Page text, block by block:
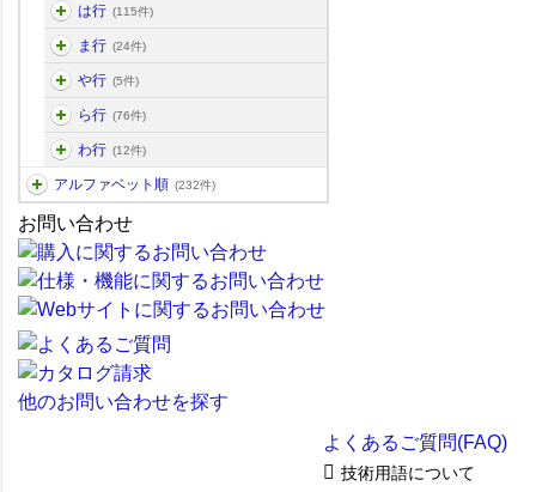
は行 (115件)
ま行 (24件)
や行 (5件)
ら行 (76件)
わ行 (12件)
アルファベット順 (232件)
お問い合わせ
他のお問い合わせを探す
よくあるご質問(FAQ)
技術用語について